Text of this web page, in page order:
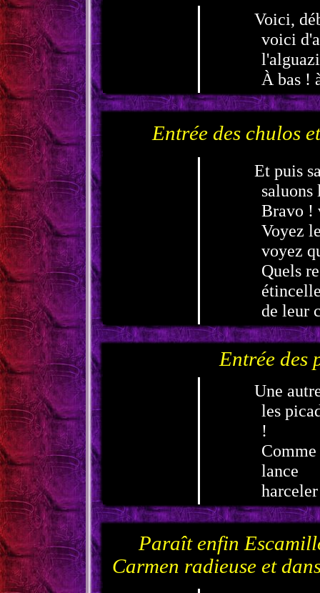
Voici,
voici
À bas !
Entrée des chulos
Et puis
saluons
Bravo !
Voyez
voyez
Quels
de leur
Entrée des
Une
les
!
lance
Paraît enfin
Carmen radieuse et